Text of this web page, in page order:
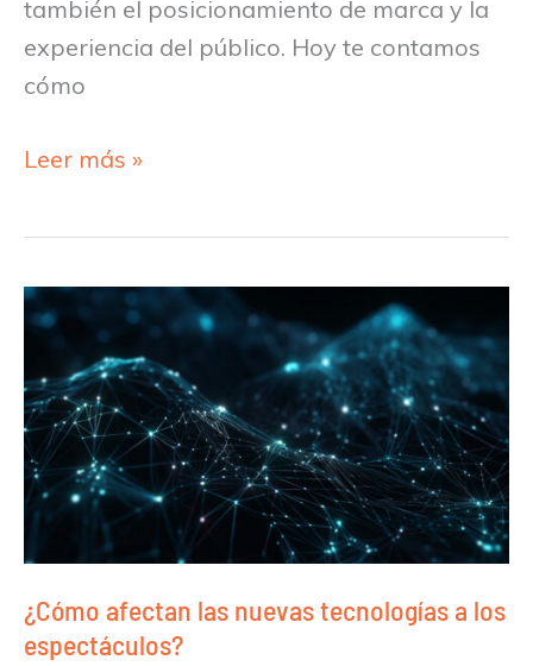
también el posicionamiento de marca y la
experiencia del público. Hoy te contamos
cómo
Leer más »
¿Cómo afectan las nuevas tecnologías a los
espectáculos?
¿Cómo
afectan
las
nuevas
tecnologías
a
espectáculos?